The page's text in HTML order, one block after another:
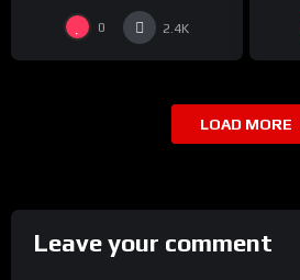
0 2.4K
LOAD MORE
Leave your comment